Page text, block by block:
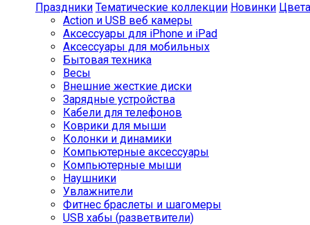
Праздники Тематические коллекции Новинки Цвета
Action и USB веб камеры
Аксессуары для iPhone и iPad
Аксессуары для мобильных
Бытовая техника
Весы
Внешние жесткие диски
Зарядные устройства
Кабели для телефонов
Коврики для мыши
Колонки и динамики
Компьютерные аксессуары
Компьютерные мыши
Наушники
Увлажнители
Фитнес браслеты и шагомеры
USB хабы (разветвители)